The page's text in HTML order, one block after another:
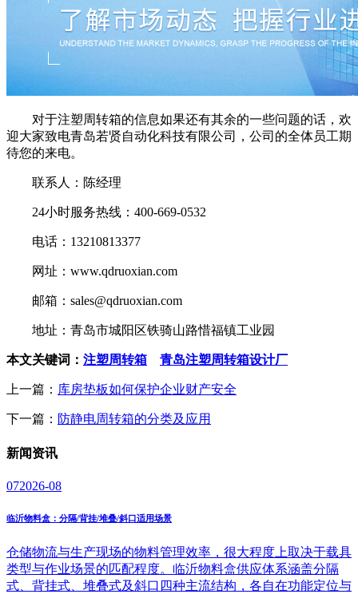
对于注塑周转箱的信息如果还有其余的一些问题的话，欢
迎大家致电青岛若贤自动化科技有限公司，公司的全体员工期
待您的来电。
联系人：陈经理
24小时服务热线：400-669-0532
电话：13210813377
网址：www.qdruoxian.com
邮箱：sales@qdruoxian.com
地址：青岛市城阳区铁骑山路惜福镇工业园
本文关键词： 注塑周转箱 青岛注塑周转箱设计厂
上一篇： 库房垫板如何保护企业财产安全
下一篇： 防静电周转箱的分类及应用
新闻资讯
072026-08
临沂物料盒：分隔/背挂/堆叠/斜口适用场景
仓储物流与生产现场的物料管理效率，很大程度上取决于载具
类型与作业场景的匹配程度。临沂物料盒供应体系涵盖分隔
式、背挂式、堆叠式及斜口四种主流结构，各自在功能定位与